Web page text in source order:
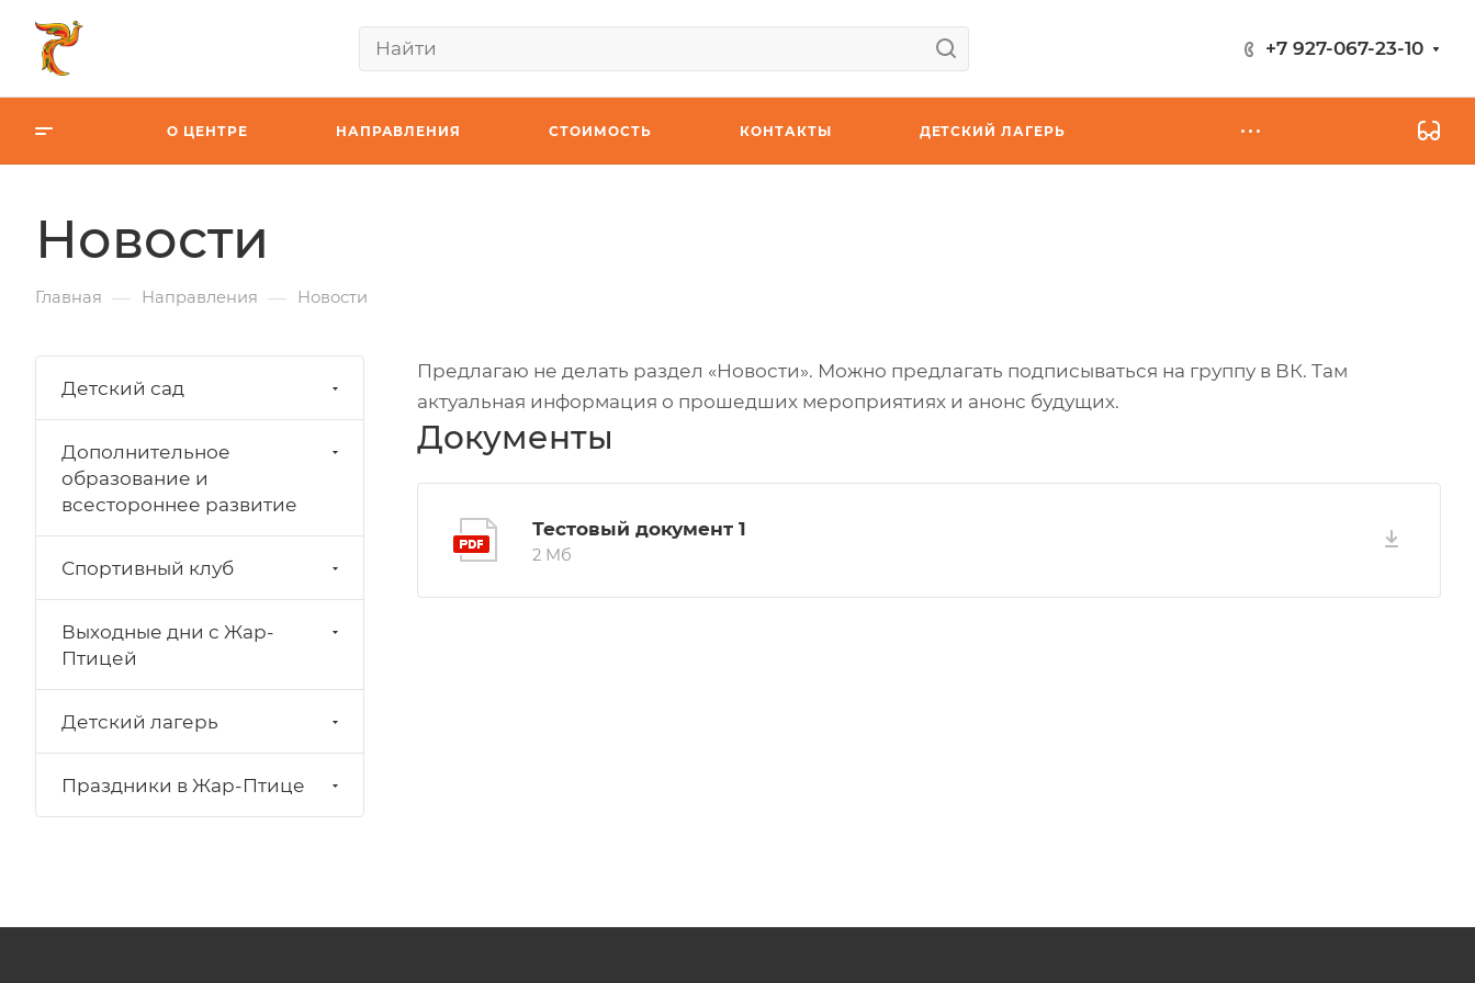
+7 927-067-23-10
О ЦЕНТРЕ НАПРАВЛЕНИЯ СТОИМОСТЬ КОНТАКТЫ ДЕТСКИЙ ЛАГЕРЬ
Новости
Главная — Направления — Новости
Предлагаю не делать раздел «Новости». Можно предлагать подписываться на группу в ВК. Там
актуальная информация о прошедших мероприятиях и анонс будущих.
Документы
Тестовый документ 1
2 Мб
Детский сад
Дополнительное
образование и
всестороннее развитие
Спортивный клуб
Выходные дни с Жар-
Птицей
Детский лагерь
Праздники в Жар-Птице